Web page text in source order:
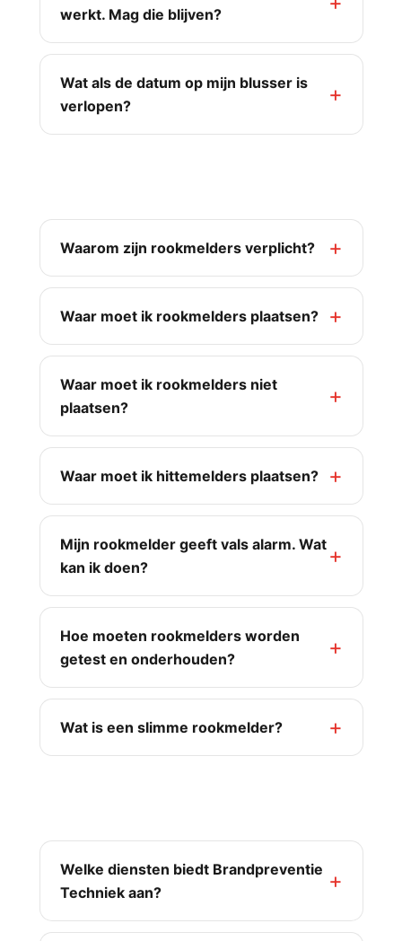
werkt. Mag die blijven?
Wat als de datum op mijn blusser is
verlopen?
Waarom zijn rookmelders verplicht?
Waar moet ik rookmelders plaatsen?
Waar moet ik rookmelders niet
plaatsen?
Waar moet ik hittemelders plaatsen?
Mijn rookmelder geeft vals alarm. Wat
kan ik doen?
Hoe moeten rookmelders worden
getest en onderhouden?
Wat is een slimme rookmelder?
Welke diensten biedt Brandpreventie
Techniek aan?